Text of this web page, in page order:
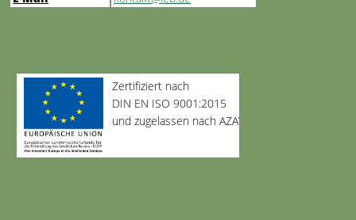
Zertifiziert nach
DIN EN ISO 9001:2015
und zugelassen nach AZAV